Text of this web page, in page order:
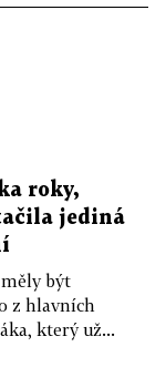
roky,
jediná
být
z hlavních
který už...